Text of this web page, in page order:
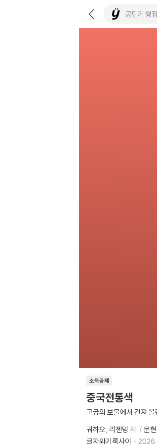
소득공제
중국전통색
고궁의 보물에서 건져 올
궈하오 리젠밍 저 문
글자와기록사이